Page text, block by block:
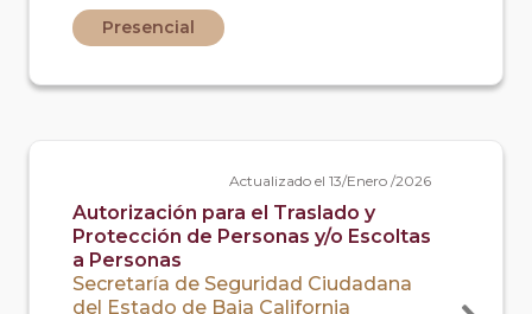
específicamente, detectives privados.
Presencial
Actualizado el 13/Enero /2026
Autorización para el Traslado y
Protección de Personas y/o Escoltas
a Personas
Secretaría de Seguridad Ciudadana
del Estado de Baja California